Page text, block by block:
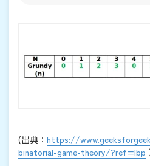
(出典： https://
binatorial-game-theory/?ref=lbp